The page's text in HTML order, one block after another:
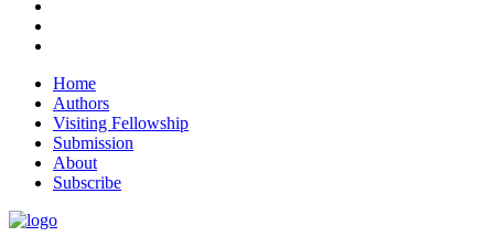
Home
Authors
Visiting Fellowship
Submission
About
Subscribe